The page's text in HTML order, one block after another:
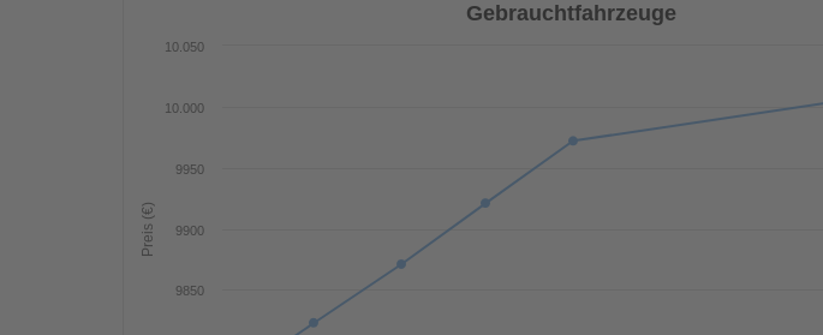
Preis (€)
Gebrauchtfahrzeuge
9850
9900
9950
10.000
10.050